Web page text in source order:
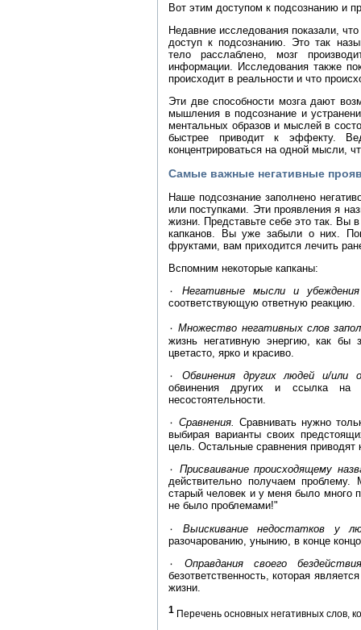
Вот этим доступом к подсознанию и
Недавние исследования показали,
доступ к подсознанию. Это так
тело расслаблено, мозг
информации. Исследования также
происходит в реальности и что
Эти две способности мозга дают
мышления в подсознание и
ментальных образов и мыслей в
быстрее приводит к эффекту.
концентрироваться на одной мысли,
Самые важные негативные
Наше подсознание заполнено
или поступками. Эти проявления я
жизни. Представьте себе это так. Вы
капканов. Вы уже забыли о них.
фруктами, вам приходится лечить
Вспомним некоторые капканы:
۰ Негативные мысли и
соответствующую ответную реакцию.
۰Множество негативных слов
жизнь негативную энергию, как бы
цветасто, ярко и красиво.
۰ Обвинения других людей и/или
обвинения других и ссылка на
несостоятельности.
۰ Сравнения. Сравнивать нужно
выбирая варианты своих
цель. Остальные сравнения приводят
۰ Присваивание происходящему
действительно получаем
старый человек и у меня было много
не было проблемами!"
۰Выискивание недостатков у
разочарованию, унынию, в конце
۰ Оправдания своего
безответственность, которая
жизни.
1 Перечень основных негативных слов,